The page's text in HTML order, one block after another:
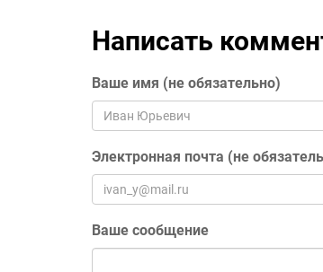
Написать
Ваше имя (не обязательно)
Электронная почта (не
Ваше сообщение